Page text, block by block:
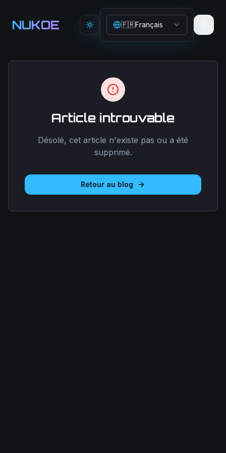
NUKOE Toggle theme
🇫🇷Français
Article introuvable
Désolé, cet article n'existe pas ou a été
supprimé.
Retour au blog